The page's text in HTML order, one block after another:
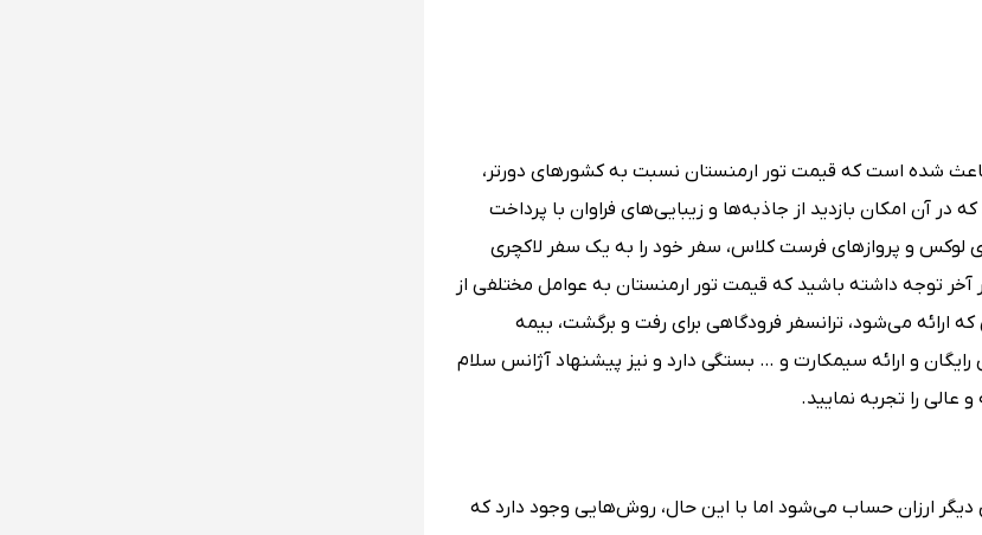
شده است که قیمت تور ارمنستان نسبت به کشورهای دورتر،
آن امکان بازدید از جاذبه‌ها و زیبایی‌های فراوان با پرداخت
لوکس و پروازهای فرست کلاس، سفر خود را به یک سفر لاکچری
توجه داشته باشید که قیمت تور ارمنستان به عوامل مختلفی از
ارائه می‌شود، ترانسفر فرودگاهی برای رفت و برگشت، بیمه
و ارائه سیمکارت و … بستگی دارد و نیز پیشنهاد آژانس سلام
را تجربه نمایید.
ارزان حساب می‌شود اما با این حال، روش‌هایی وجود دارد که